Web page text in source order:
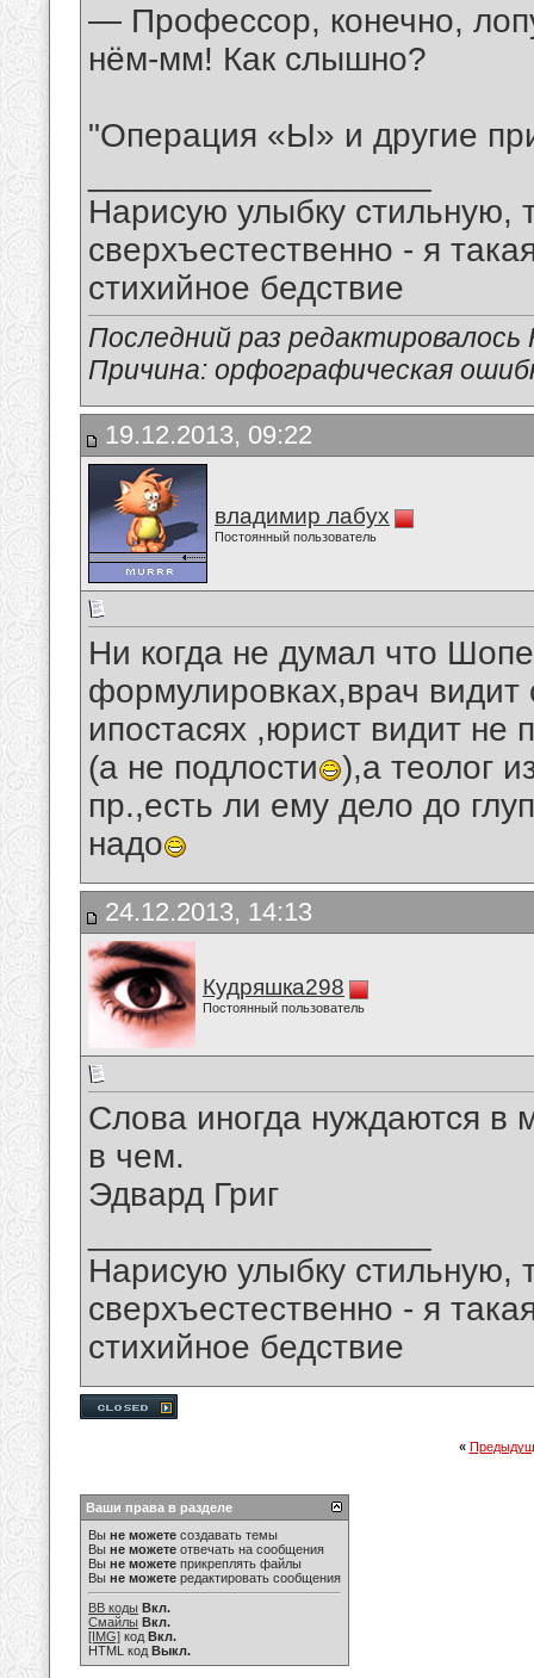
— Профессор, конечно,
нём-мм! Как слышно?
"Операция «Ы» и другие
Нарисую улыбку стильную,
сверхъестественно - я
стихийное бедствие
Последний раз
Причина: орфографическая
19.12.2013, 09:22
владимир лабух
Постоянный пользователь
Ни когда не думал что
формулировках,врач видит
ипостасях ,юрист видит не
(а не подлости
),а теолог
пр.,есть ли ему дело до
надо
24.12.2013, 14:13
Кудряшка298
Постоянный пользователь
Слова иногда нуждаются в
в чем.
Эдвард Григ
Нарисую улыбку стильную,
сверхъестественно - я
стихийное бедствие
«
Ваши права в разделе
Вы не можете создавать темы
Вы не можете отвечать на сообщения
Вы не можете прикреплять файлы
Вы не можете редактировать сообщения
BB коды Вкл.
Смайлы Вкл.
[IMG] код Вкл.
HTML код Выкл.